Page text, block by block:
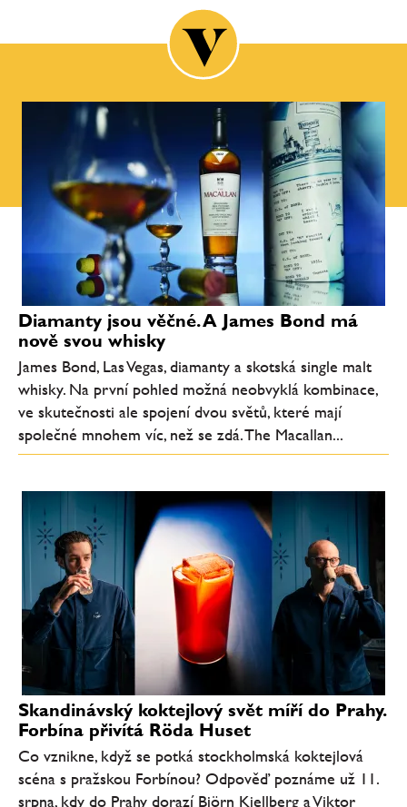
Diamanty jsou věčné. A James Bond má
nově svou whisky
James Bond, Las Vegas, diamanty a skotská single malt
whisky. Na první pohled možná neobvyklá kombinace,
ve skutečnosti ale spojení dvou světů, které mají
společné mnohem víc, než se zdá. The Macallan...
Skandinávský koktejlový svět míří do Prahy.
Forbína přivítá Röda Huset
Co vznikne, když se potká stockholmská koktejlová
scéna s pražskou Forbínou? Odpověď poznáme už 11.
srpna, kdy do Prahy dorazí Björn Kjellberg a Viktor